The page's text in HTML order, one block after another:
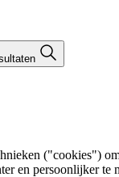
("cookies")
en persoonlijker